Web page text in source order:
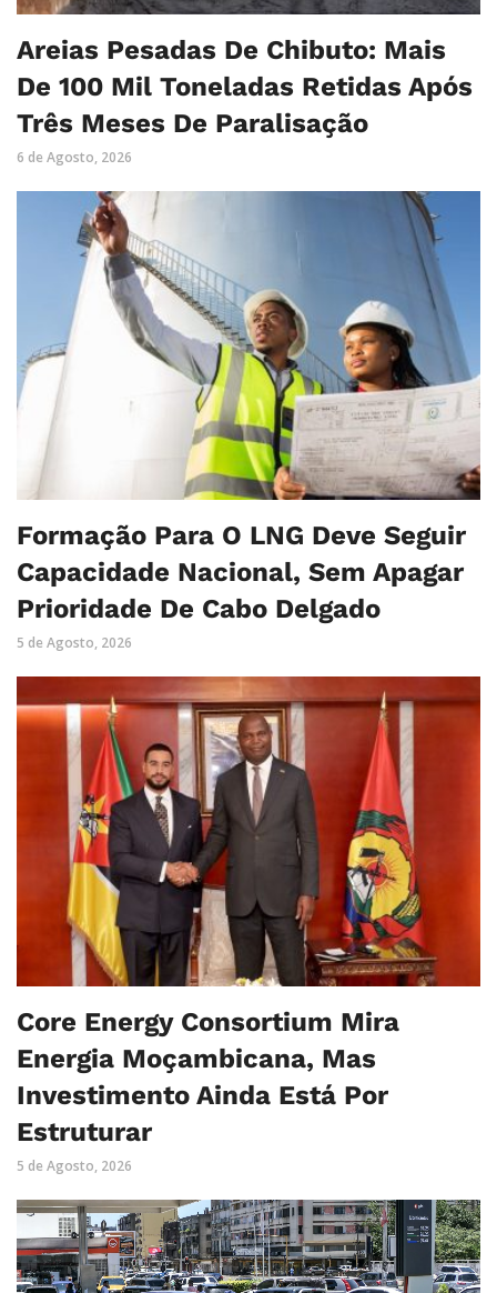
Areias Pesadas De Chibuto: Mais
De 100 Mil Toneladas Retidas Após
Três Meses De Paralisação
6 de Agosto, 2026
Formação Para O LNG Deve Seguir
Capacidade Nacional, Sem Apagar
Prioridade De Cabo Delgado
5 de Agosto, 2026
Core Energy Consortium Mira
Energia Moçambicana, Mas
Investimento Ainda Está Por
Estruturar
5 de Agosto, 2026